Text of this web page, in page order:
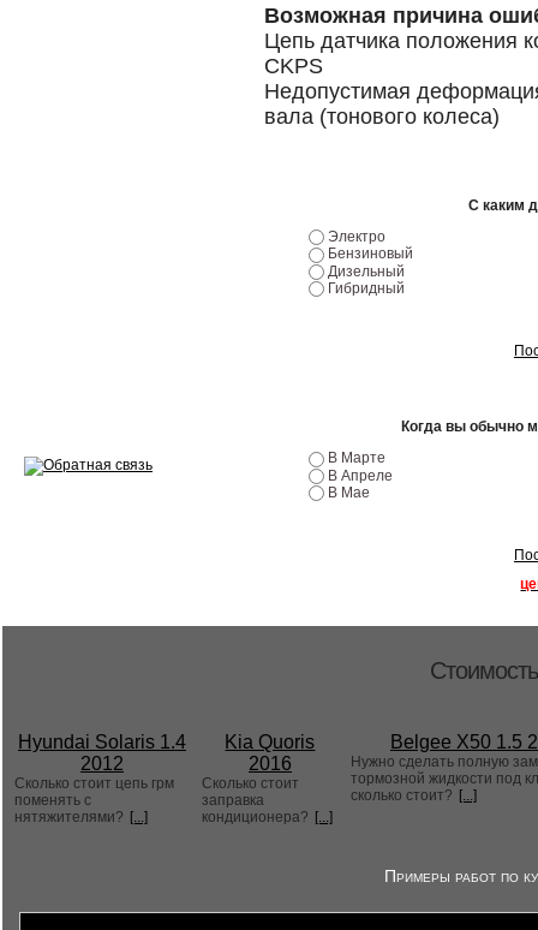
Возможная причина
Цепь датчика положения
CKPS
Недопустимая
вала (тонового колеса)
С каким
Электро
Бензиновый
Дизельный
Гибридный
Когда вы обычно
В Марте
В Апреле
В Мае
Hyundai Solaris 1.4
2012
Сколько стоит цепь грм
поменять с
нятяжителями? [...]
Kia Quoris
2016
Сколько стоит
заправка
кондиционера? [...]
Belgee X50 1.5
Нужно сделать полную
тормозной жидкости под
сколько стоит? [...]
Примеры работ по